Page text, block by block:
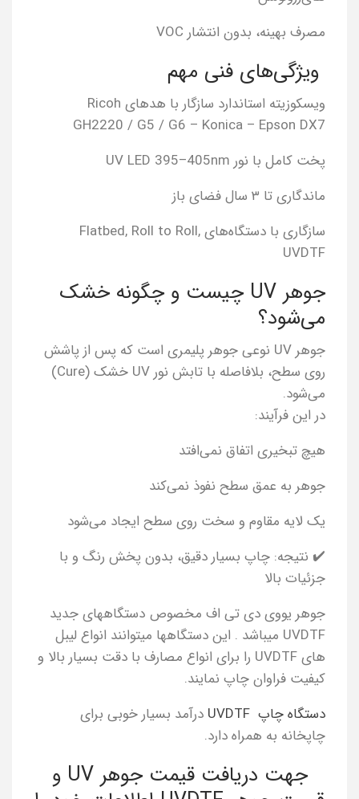
مصرف بهینه، بدون انتشار VOC
ویژگی‌های فنی مهم
ویسکوزیته استاندارد سازگار با هدهای Ricoh
GH2220 / G5 / G6 – Konica – Epson DX7
پخت کامل با نور UV LED 395–405nm
ماندگاری تا ۳ سال فضای باز
سازگاری با دستگاه‌های Flatbed, Roll to Roll,
UVDTF
جوهر UV چیست و چگونه خشک
می‌شود؟
جوهر UV نوعی جوهر پلیمری است که پس از پاشش
روی سطح، بلافاصله با تابش نور UV خشک (Cure)
می‌شود.
در این فرآیند:
هیچ تبخیری اتفاق نمی‌افتد
جوهر به عمق سطح نفوذ نمی‌کند
یک لایه مقاوم و سخت روی سطح ایجاد می‌شود
✔️ نتیجه: چاپ بسیار دقیق، بدون پخش رنگ و با
جزئیات بالا
جوهر یووی دی تی اف مخصوص دستگاههای جدید
UVDTF میباشد . این دستگاهها میتوانند انواع لیبل
های UVDTF را برای انواع مصارف با دقت بسیار بالا و
کیفیت فراوان چاپ نمایند.
دستگاه چاپ UVDTF
درآمد بسیار خوبی برای
چاپخانه به همراه دارد.
جهت دریافت قیمت جوهر UV و